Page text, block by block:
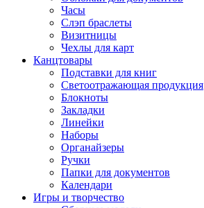
Часы
Слэп браслеты
Визитницы
Чехлы для карт
Канцтовары
Подставки для книг
Светоотражающая продукция
Блокноты
Закладки
Линейки
Наборы
Органайзеры
Ручки
Папки для документов
Календари
Игры и творчество